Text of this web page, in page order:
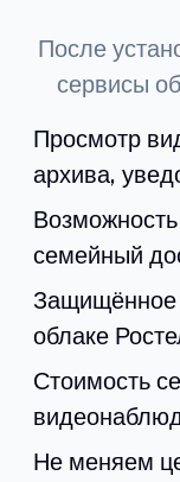
После
сервисы
Просмотр
архива,
семейный
Защищённое
облаке
Стоимость
Не меняем